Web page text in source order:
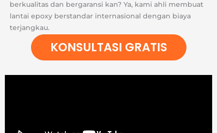
berkualitas dan bergaransi kan? Ya, kami ahli membuat
lantai epoxy berstandar internasional dengan biaya
terjangkau.
KONSULTASI GRATIS